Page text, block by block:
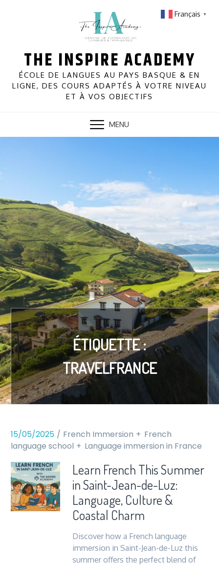
THE INSPIRE ACADEMY
ÉCOLE DE LANGUES AU PAYS BASQUE & EN
LIGNE, DES COURS ADAPTÉS À VOTRE NIVEAU
ET À VOS OBJECTIFS
MENU
ÉTIQUETTE :
TRAVELFRANCE
15/05/2025 French Immersion
French
language school
Language immersion in France
Learn French This Summer
in Saint-Jean-de-Luz:
Language, Culture &
Coastal Charm
Discover how a French language
immersion in Saint-Jean-de-Luz this
summer offers the perfect blend of
Français ▼